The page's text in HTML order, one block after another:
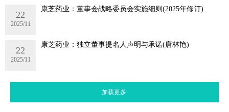
22
2025/11
康芝药业：董事会战略委员会实施细则(2025年修订)
22
2025/11
康芝药业：独立董事提名人声明与承诺(唐林艳)
加载更多